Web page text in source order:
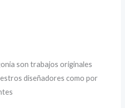
son trabajos originales
diseñadores como por